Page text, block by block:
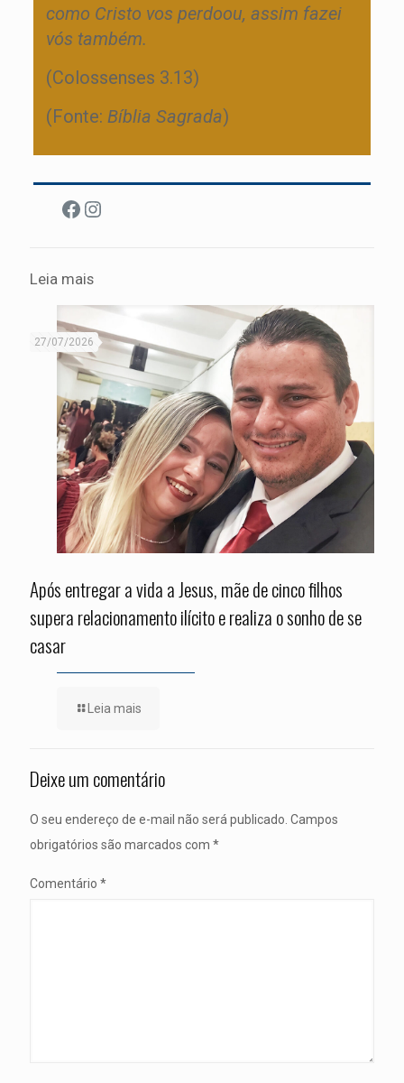
como Cristo vos perdoou, assim fazei
vós também.
(Colossenses 3.13)
(Fonte: Bíblia Sagrada)
Facebook
Instagram
Leia mais
27/07/2026
Após entregar a vida a Jesus, mãe de cinco filhos
supera relacionamento ilícito e realiza o sonho de se
casar
Leia mais
Deixe um comentário
O seu endereço de e-mail não será publicado. Campos
obrigatórios são marcados com *
Comentário *